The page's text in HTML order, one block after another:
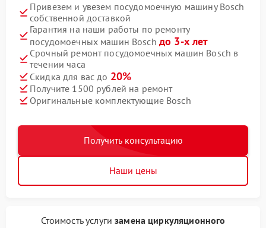
Привезем и увезем посудомоечную машину Bosch
собственной доставкой
Гарантия на наши работы по ремонту
посудомоечных машин Bosch до 3-х лет
Срочный ремонт посудомоечных машин Bosch в
течении часа
Скидка для вас до 20%
Получите 1500 рублей на ремонт
Оригинальные комплектующие Bosch
Получить консультацию
Наши цены
Стоимость услугизамена циркуляционного